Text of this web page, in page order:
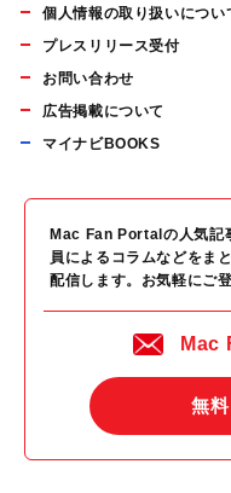
個人情報の取り扱いについ
プレスリリース受付
お問い合わせ
広告掲載について
マイナビBOOKS
Mac Fan Portalの人気記
員によるコラムなどをま
配信します。お気軽にご
Mac
無